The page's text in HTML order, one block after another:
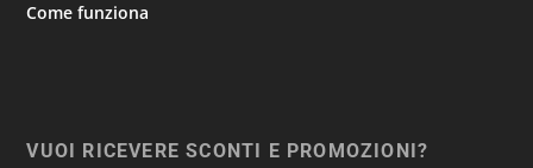
Come funziona
VUOI RICEVERE SCONTI E PROMOZIONI?